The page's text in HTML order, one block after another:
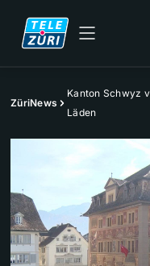
ZüriNews
Kanton Schwyz
Läden